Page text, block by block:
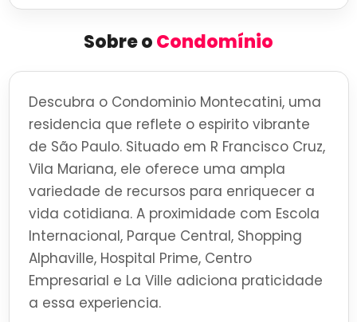
Sobre oCondomínio
Descubra o Condominio Montecatini, uma
residencia que reflete o espirito vibrante
de São Paulo. Situado em R Francisco Cruz,
Vila Mariana, ele oferece uma ampla
variedade de recursos para enriquecer a
vida cotidiana. A proximidade com Escola
Internacional, Parque Central, Shopping
Alphaville, Hospital Prime, Centro
Empresarial e La Ville adiciona praticidade
a essa experiencia.